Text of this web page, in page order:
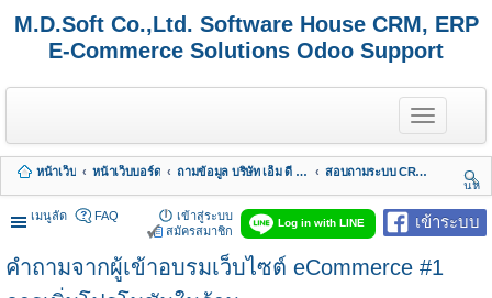
M.D.Soft Co.,Ltd. Software House CRM, ERP
E-Commerce Solutions Odoo Support
T
o
g
l
e
n
a
i
g
หน้าเว็บ หน้าเว็บบอร์ด ถามข้อมูล บริษัท เอ็ม ดี ซอฟต์ จำกัด
สอบถามระบบ CRM - LiveChat - HelpDesk
นห
า
เมนูลัด
เข้าระบบ
Log in with LINE
FAQ
เข้าสู่ระบบ
สมัครสมาชิก
คำถามจากผู้เข้าอบรมเว็บไซต์ eCommerce #1